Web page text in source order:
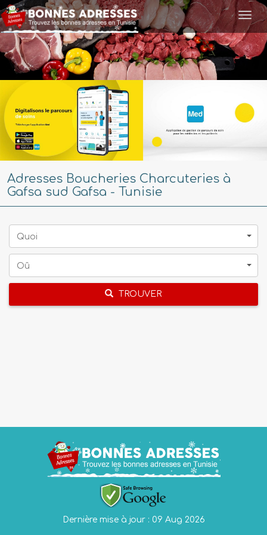
Adresses Boucheries Charcuteries à
Gafsa sud Gafsa - Tunisie
Quoi
Oû
TROUVER
Dernière mise à jour : 09 Aug 2026